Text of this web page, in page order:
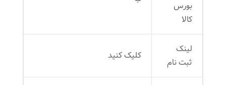
بورس
کالا
لینک
ثبت نام
کلیک کنید